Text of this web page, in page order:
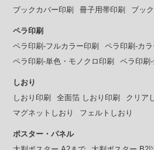
ブックカバー印刷
冊子用帯印刷 ブッ
ペラ印刷
ペラ印刷-フルカラー印刷
ペラ印刷-カ
ペラ印刷-単色・モノクロ印刷
ペラ印刷
しおり
しおり印刷
全面箔 しおり印刷
クリア
マグネットしおり
フェルトしおり
ポスター・パネル